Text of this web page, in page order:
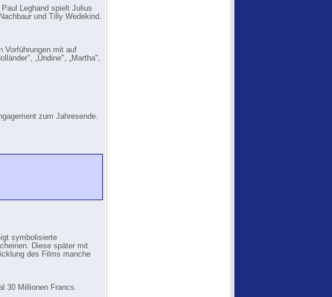
Leghand spielt Julius
und Tilly Wedekind.
Vorführungen mit auf
„Undine", „Martha",
zum Jahresende.
symbolisierte
Diese später mit
des Films manche
30 Millionen Francs.